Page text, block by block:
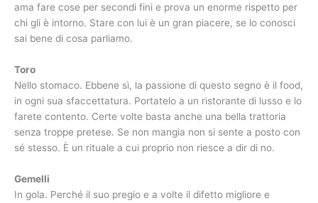
ama fare cose per secondi fini e prova un enorme rispetto per
chi gli è intorno. Stare con lui è un gran piacere, se lo conosci
sai bene di cosa parliamo.
Toro
Nello stomaco. Ebbene sì, la passione di questo segno è il food,
in ogni sua sfaccettatura. Portatelo a un ristorante di lusso e lo
farete contento. Certe volte basta anche una bella trattoria
senza troppe pretese. Se non mangia non si sente a posto con
sé stesso. È un rituale a cui proprio non riesce a dir di no.
Gemelli
In gola. Perché il suo pregio e a volte il difetto migliore e